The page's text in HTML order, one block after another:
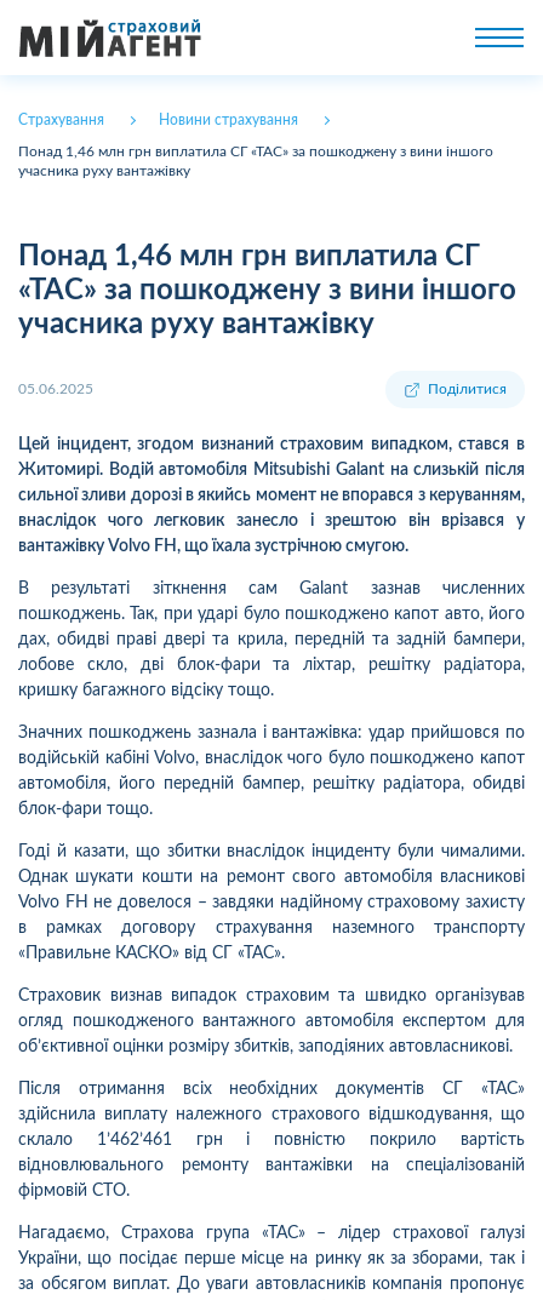
Страхування Новини страхування
Понад 1,46 млн грн виплатила СГ «ТАС» за пошкоджену з вини іншого
учасника руху вантажівку
Понад 1,46 млн грн виплатила СГ
«ТАС» за пошкоджену з вини іншого
учасника руху вантажівку
05.06.2025 Поділитися
Цей інцидент, згодом визнаний страховим випадком, стався в
Житомирі. Водій автомобіля Mitsubishi Galant на слизькій після
сильної зливи дорозі в якийсь момент не впорався з керуванням,
внаслідок чого легковик занесло і зрештою він врізався у
вантажівку Volvo FH, що їхала зустрічною смугою.
В результаті зіткнення сам Galant зазнав численних
пошкоджень. Так, при ударі було пошкоджено капот авто, його
дах, обидві праві двері та крила, передній та задній бампери,
лобове скло, дві блок-фари та ліхтар, решітку радіатора,
кришку багажного відсіку тощо.
Значних пошкоджень зазнала і вантажівка: удар прийшовся по
водійській кабіні Volvo, внаслідок чого було пошкоджено капот
автомобіля, його передній бампер, решітку радіатора, обидві
блок-фари тощо.
Годі й казати, що збитки внаслідок інциденту були чималими.
Однак шукати кошти на ремонт свого автомобіля власникові
Volvo FH не довелося – завдяки надійному страховому захисту
в рамках договору страхування наземного транспорту
«Правильне КАСКО» від СГ «ТАС».
Страховик визнав випадок страховим та швидко організував
огляд пошкодженого вантажного автомобіля експертом для
об’єктивної оцінки розміру збитків, заподіяних автовласникові.
Після отримання всіх необхідних документів СГ «ТАС»
здійснила виплату належного страхового відшкодування, що
склало 1’462’461 грн і повністю покрило вартість
відновлювального ремонту вантажівки на спеціалізованій
фірмовій СТО.
Нагадаємо, Страхова група «ТАС» – лідер страхової галузі
України, що посідає перше місце на ринку як за зборами, так і
за обсягом виплат. До уваги автовласників компанія пропонує